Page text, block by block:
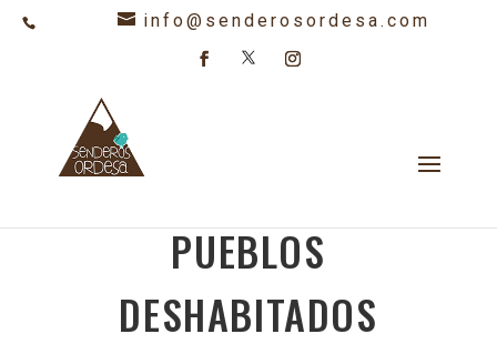
info@senderosordesa.com
PAÍS PERDIDO.
PUEBLOS
DESHABITADOS